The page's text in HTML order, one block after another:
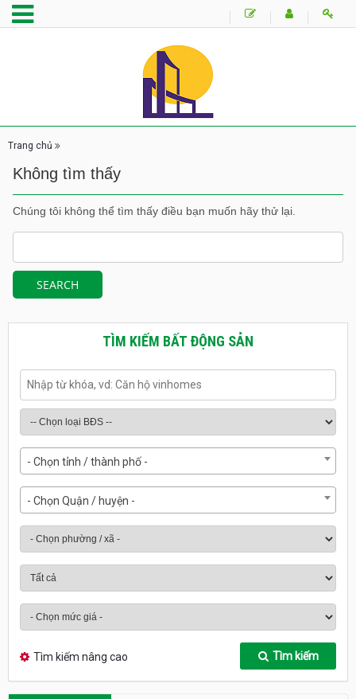
Trang chủ
Không tìm thấy
Chúng tôi không thể tìm thấy điều bạn muốn hãy thử lại.
TÌM KIẾM BẤT ĐỘNG SẢN
- Chọn tỉnh / thành phố -
- Chọn Quận / huyện -
Tìm kiếm nâng cao Tìm kiếm